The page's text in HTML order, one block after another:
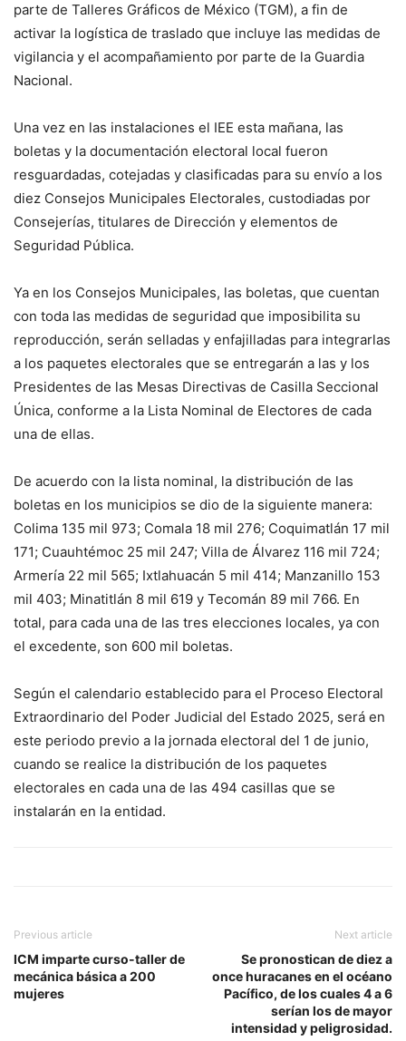
parte de Talleres Gráficos de México (TGM), a fin de
activar la logística de traslado que incluye las medidas de
vigilancia y el acompañamiento por parte de la Guardia
Nacional.
Una vez en las instalaciones el IEE esta mañana, las
boletas y la documentación electoral local fueron
resguardadas, cotejadas y clasificadas para su envío a los
diez Consejos Municipales Electorales, custodiadas por
Consejerías, titulares de Dirección y elementos de
Seguridad Pública.
Ya en los Consejos Municipales, las boletas, que cuentan
con toda las medidas de seguridad que imposibilita su
reproducción, serán selladas y enfajilladas para integrarlas
a los paquetes electorales que se entregarán a las y los
Presidentes de las Mesas Directivas de Casilla Seccional
Única, conforme a la Lista Nominal de Electores de cada
una de ellas.
De acuerdo con la lista nominal, la distribución de las
boletas en los municipios se dio de la siguiente manera:
Colima 135 mil 973; Comala 18 mil 276; Coquimatlán 17 mil
171; Cuauhtémoc 25 mil 247; Villa de Álvarez 116 mil 724;
Armería 22 mil 565; Ixtlahuacán 5 mil 414; Manzanillo 153
mil 403; Minatitlán 8 mil 619 y Tecomán 89 mil 766. En
total, para cada una de las tres elecciones locales, ya con
el excedente, son 600 mil boletas.
Según el calendario establecido para el Proceso Electoral
Extraordinario del Poder Judicial del Estado 2025, será en
este periodo previo a la jornada electoral del 1 de junio,
cuando se realice la distribución de los paquetes
electorales en cada una de las 494 casillas que se
instalarán en la entidad.
Previous article
ICM imparte curso-taller de
mecánica básica a 200
mujeres
Next article
Se pronostican de diez a
once huracanes en el océano
Pacífico, de los cuales 4 a 6
serían los de mayor
intensidad y peligrosidad.